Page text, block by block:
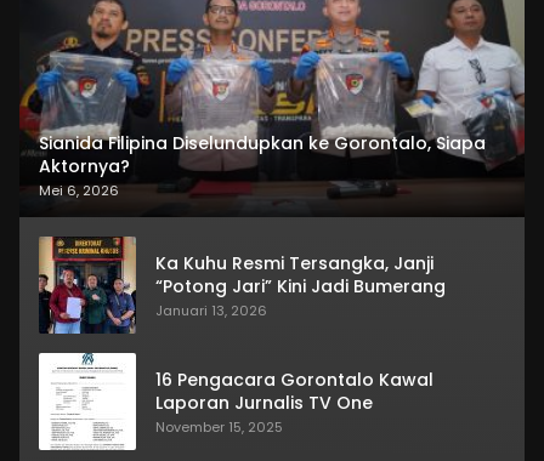
Sianida Filipina Diselundupkan ke Gorontalo, Siapa
Aktornya?
Mei 6, 2026
Ka Kuhu Resmi Tersangka, Janji
“Potong Jari” Kini Jadi Bumerang
Januari 13, 2026
16 Pengacara Gorontalo Kawal
Laporan Jurnalis TV One
November 15, 2025